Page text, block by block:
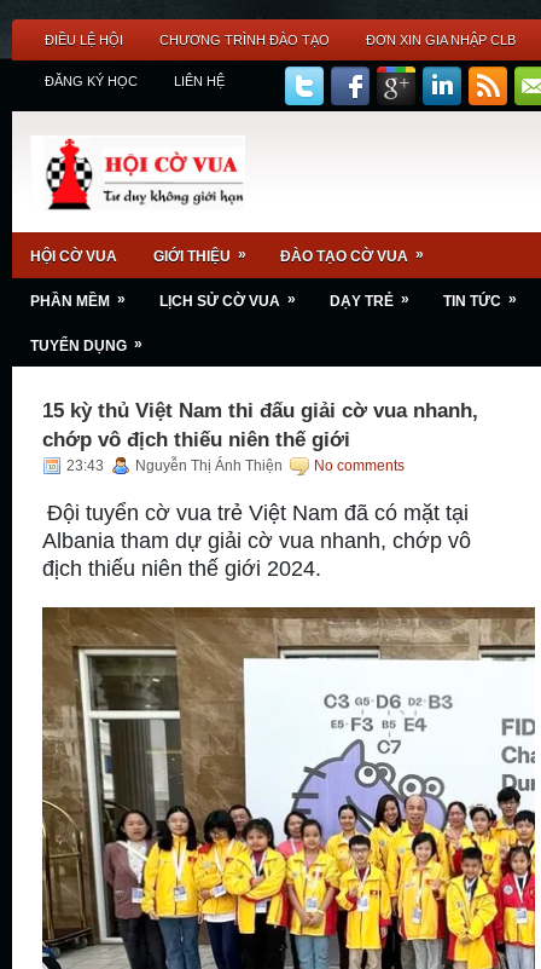
ĐIỀU LỆ HỘI CHƯƠNG TRÌNH ĐÀO TẠO ĐƠN XIN GIA NHẬP CLB
ĐĂNG KÝ HỌC LIÊN HỆ
HỘI CỜ VUA GIỚI THIỆU » ĐÀO TẠO CỜ VUA »
PHẦN MỀM » LỊCH SỬ CỜ VUA » DẠY TRẺ » TIN TỨC »
TUYỂN DỤNG »
15 kỳ thủ Việt Nam thi đấu giải cờ vua nhanh,
chớp vô địch thiếu niên thế giới
23:43 Nguyễn Thị Ánh Thiện No comments
Đội tuyển cờ vua trẻ Việt Nam đã có mặt tại
Albania tham dự giải cờ vua nhanh, chớp vô
địch thiếu niên thế giới 2024.